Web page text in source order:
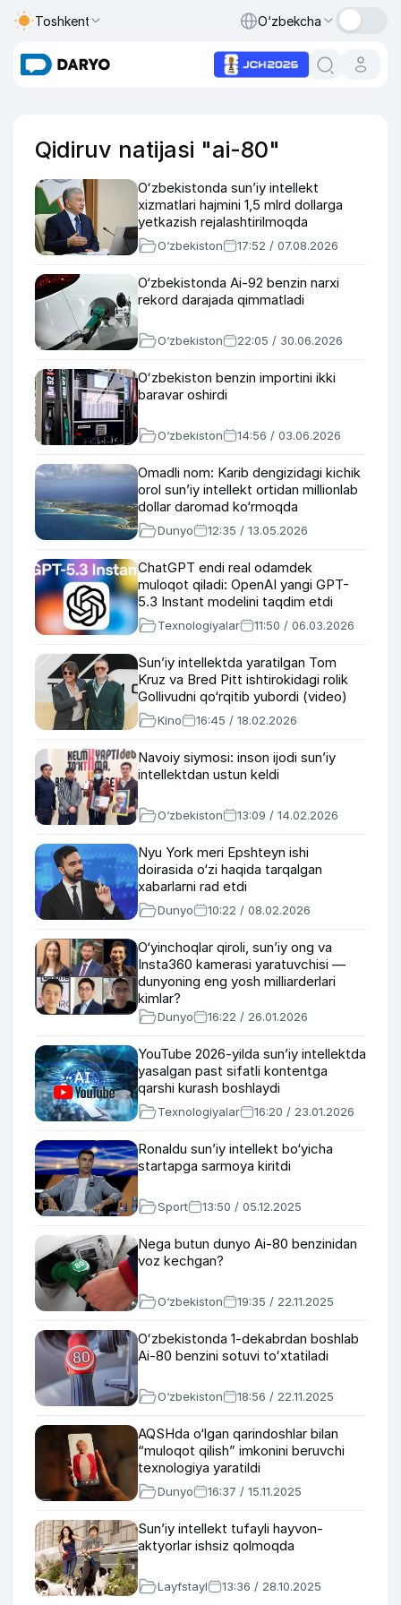
Toshkent O‘zbekcha
Qidiruv natijasi "ai-80"
Oʻzbekistonda sunʼiy intellekt
xizmatlari hajmini 1,5 mlrd dollarga
yetkazish rejalashtirilmoqda
O‘zbekiston 17:52 / 07.08.2026
O‘zbekistonda Ai-92 benzin narxi
rekord darajada qimmatladi
O‘zbekiston 22:05 / 30.06.2026
Oʻzbekiston benzin importini ikki
baravar oshirdi
O‘zbekiston 14:56 / 03.06.2026
Omadli nom: Karib dengizidagi kichik
orol sun’iy intellekt ortidan millionlab
dollar daromad ko‘rmoqda
Dunyo 12:35 / 13.05.2026
ChatGPT endi real odamdek
muloqot qiladi: OpenAI yangi GPT-
5.3 Instant modelini taqdim etdi
Texnologiyalar 11:50 / 06.03.2026
Sun’iy intellektda yaratilgan Tom
Kruz va Bred Pitt ishtirokidagi rolik
Gollivudni qo‘rqitib yubordi (video)
Kino 16:45 / 18.02.2026
Navoiy siymosi: inson ijodi sun’iy
intellektdan ustun keldi
O‘zbekiston 13:09 / 14.02.2026
Nyu York meri Epshteyn ishi
doirasida o‘zi haqida tarqalgan
xabarlarni rad etdi
Dunyo 10:22 / 08.02.2026
O‘yinchoqlar qiroli, sun’iy ong va
Insta360 kamerasi yaratuvchisi —
dunyoning eng yosh milliarderlari
kimlar?
Dunyo 16:22 / 26.01.2026
YouTube 2026-yilda sun’iy intellektda
yasalgan past sifatli kontentga
qarshi kurash boshlaydi
Texnologiyalar 16:20 / 23.01.2026
Ronaldu sun’iy intellekt bo‘yicha
startapga sarmoya kiritdi
Sport 13:50 / 05.12.2025
Nega butun dunyo Ai-80 benzinidan
voz kechgan?
O‘zbekiston 19:35 / 22.11.2025
Oʻzbekistonda 1-dekabrdan boshlab
Ai-80 benzini sotuvi toʻxtatiladi
O‘zbekiston 18:56 / 22.11.2025
AQSHda o‘lgan qarindoshlar bilan
“muloqot qilish” imkonini beruvchi
texnologiya yaratildi
Dunyo 16:37 / 15.11.2025
Sun’iy intellekt tufayli hayvon-
aktyorlar ishsiz qolmoqda
Layfstayl 13:36 / 28.10.2025